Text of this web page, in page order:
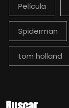
Película
Spiderman
tom holland